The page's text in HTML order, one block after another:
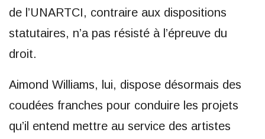
de l’UNARTCI, contraire aux dispositions
statutaires, n’a pas résisté à l’épreuve du
droit.
Aimond Williams, lui, dispose désormais des
coudées franches pour conduire les projets
qu’il entend mettre au service des artistes